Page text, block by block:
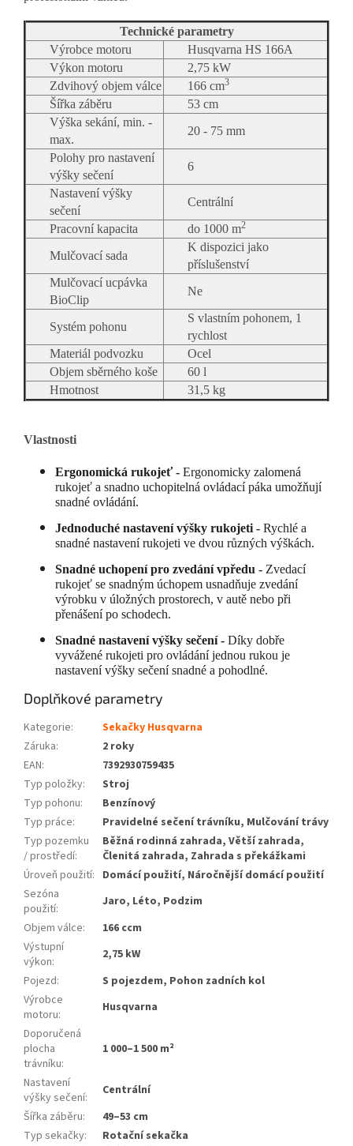
Technické parametry
Výrobce motoru
Husqvarna HS 166A
Výkon motoru
2,75 kW
Zdvihový objem válce
166 cm3
Šířka záběru
53 cm
Výška sekání, min. -
max.
20 - 75 mm
Polohy pro nastavení
výšky sečení
6
Nastavení výšky
sečení
Centrální
Pracovní kapacita
do 1000 m2
Mulčovací sada
K dispozici jako
příslušenství
Mulčovací ucpávka
BioClip
Ne
Systém pohonu
S vlastním pohonem, 1
rychlost
Materiál podvozku
Ocel
Objem sběrného koše
60 l
Hmotnost
31,5 kg
Vlastnosti
Ergonomická rukojeť - Ergonomicky zalomená
rukojeť a snadno uchopitelná ovládací páka umožňují
snadné ovládání.
Jednoduché nastavení výšky rukojeti - Rychlé a
snadné nastavení rukojeti ve dvou různých výškách.
Snadné uchopení pro zvedání vpředu - Zvedací
rukojeť se snadným úchopem usnadňuje zvedání
výrobku v úložných prostorech, v autě nebo při
přenášení po schodech.
Snadné nastavení výšky sečení - Díky dobře
vyvážené rukojeti pro ovládání jednou rukou je
nastavení výšky sečení snadné a pohodlné.
Doplňkové parametry
Kategorie:
Sekačky Husqvarna
Záruka:
2 roky
EAN:
7392930759435
Typ položky:
Stroj
Typ pohonu:
Benzínový
Typ práce:
Pravidelné sečení trávníku, Mulčování trávy
Typ pozemku
/ prostředí:
Běžná rodinná zahrada, Větší zahrada,
Členitá zahrada, Zahrada s překážkami
Úroveň použití: Domácí použití, Náročnější domácí použití
Sezóna
použití:
Jaro, Léto, Podzim
Objem válce:
166 ccm
Výstupní
výkon:
2,75 kW
Pojezd:
S pojezdem, Pohon zadních kol
Výrobce
motoru:
Husqvarna
Doporučená
plocha
trávníku:
1 000–1 500 m²
Nastavení
výšky sečení:
Centrální
Šířka záběru:
49–53 cm
Typ sekačky:
Rotační sekačka